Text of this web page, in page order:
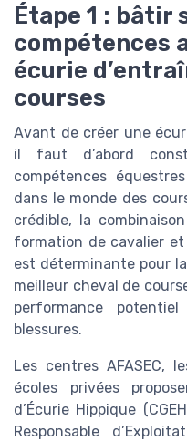
Étape 1 : bâtir
compétences
écurie
courses
Avant de créer une
il faut d’abord
compétences
dans le monde des
crédible, la
formation de cavalier et
est déterminante pour
meilleur cheval de
performance
blessures.
Les centres AFASEC,
écoles privées
d’Écurie Hippique
Responsable